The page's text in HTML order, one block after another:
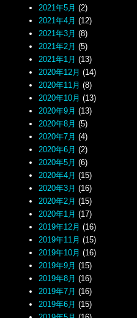
2021年5月 (2)
2021年4月 (12)
2021年3月 (8)
2021年2月 (5)
2021年1月 (13)
2020年12月 (14)
2020年11月 (8)
2020年10月 (13)
2020年9月 (13)
2020年8月 (5)
2020年7月 (4)
2020年6月 (2)
2020年5月 (6)
2020年4月 (15)
2020年3月 (16)
2020年2月 (15)
2020年1月 (17)
2019年12月 (16)
2019年11月 (15)
2019年10月 (16)
2019年9月 (15)
2019年8月 (16)
2019年7月 (16)
2019年6月 (15)